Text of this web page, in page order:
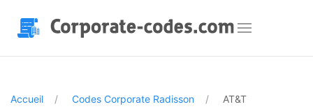
Accueil Codes Corporate Radisson AT&T